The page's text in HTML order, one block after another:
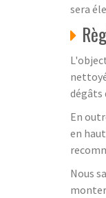
sera
dégâts
En
en
Nous